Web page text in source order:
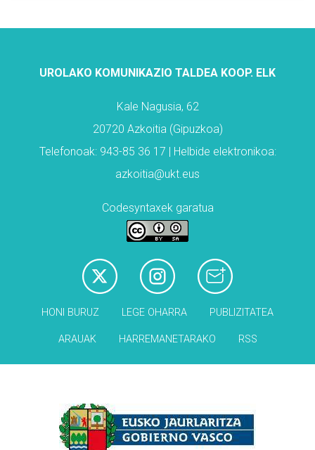
UROLAKO KOMUNIKAZIO TALDEA KOOP. ELK
Kale Nagusia, 62
20720 Azkoitia (Gipuzkoa)
Telefonoak: 943-85 36 17 | Helbide elektronikoa:
azkoitia@ukt.eus
Codesyntaxek garatua
HONI BURUZ LEGE OHARRA PUBLIZITATEA
ARAUAK HARREMANETARAKO RSS